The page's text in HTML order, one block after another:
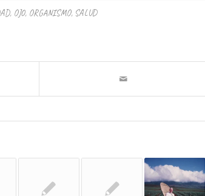
, OJO, ORGANISMO, SALUD